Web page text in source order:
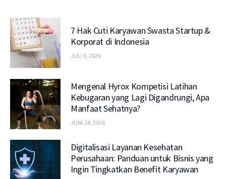
7 Hak Cuti Karyawan Swasta Startup &
Korporat di Indonesia
JULI 6, 2026
Mengenal Hyrox Kompetisi Latihan
Kebugaran yang Lagi Digandrungi, Apa
Manfaat Sehatnya?
JUNI 24, 2026
Digitalisasi Layanan Kesehatan
Perusahaan: Panduan untuk Bisnis yang
Ingin Tingkatkan Benefit Karyawan